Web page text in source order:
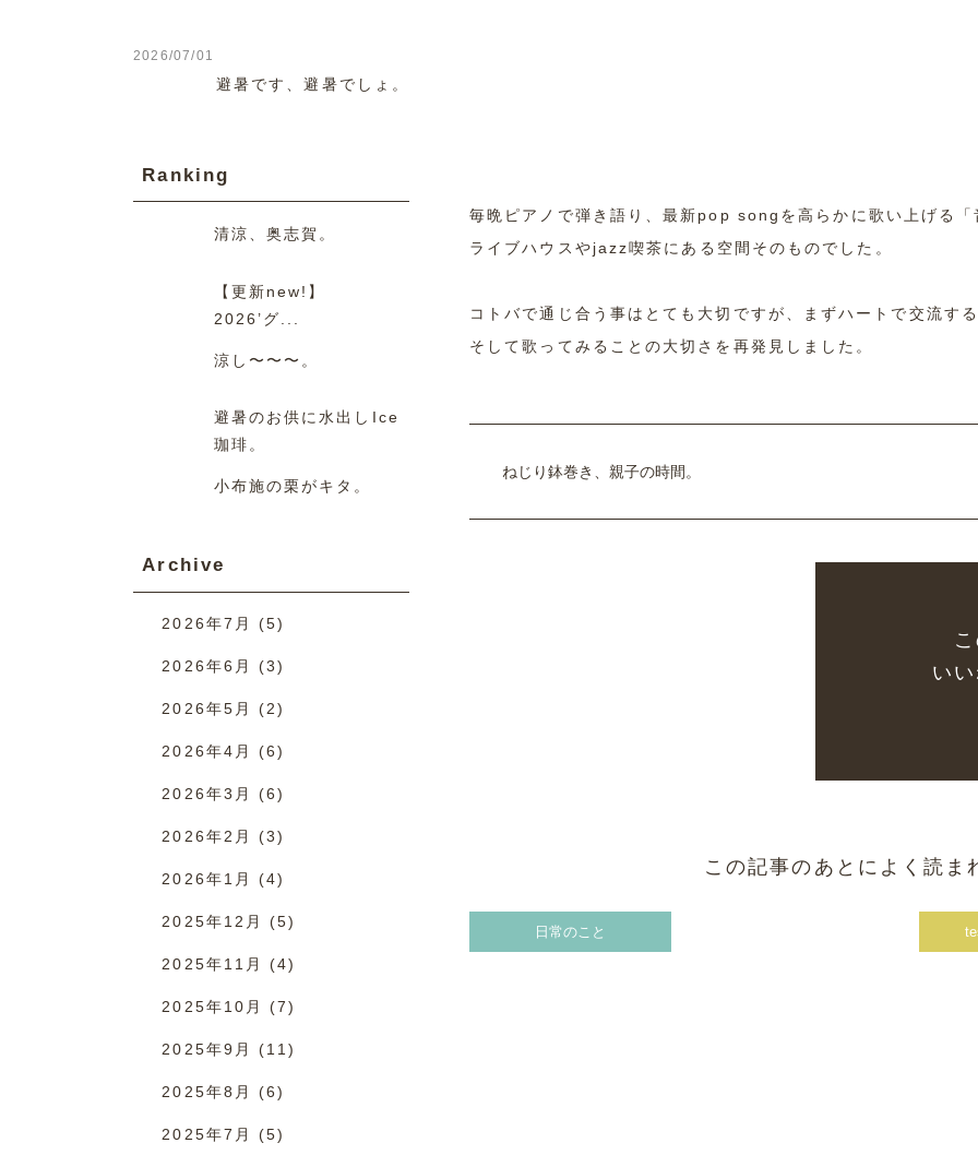
毎晩ピアノで弾き語り、最新pop songを高らかに歌い上げる「
ライブハウスやjazz喫茶にある空間そのものでした。
コトバで通じ合う事はとても大切ですが、まずハートで交流する
そして歌ってみることの大切さを再発見しました。
ねじり鉢巻き、親子の時間。
い
この記事のあとによく読ま
日常のこと
2026/07/01
避暑です、避暑でしょ。
Ranking
清涼、奥志賀。
【更新new!】
2026’グ...
涼し〜〜〜。
避暑のお供に水出しIce
珈琲。
小布施の栗がキタ。
Archive
2026年7月 (5)
2026年6月 (3)
2026年5月 (2)
2026年4月 (6)
2026年3月 (6)
2026年2月 (3)
2026年1月 (4)
2025年12月 (5)
2025年11月 (4)
2025年10月 (7)
2025年9月 (11)
2025年8月 (6)
2025年7月 (5)